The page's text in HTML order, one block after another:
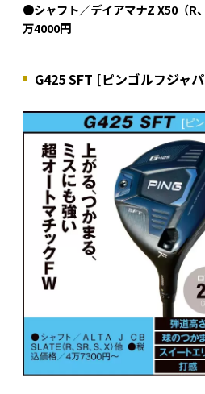
●シャフト／デイアマナZ X50（R
万4000円
G425 SFT [ピンゴルフジャ